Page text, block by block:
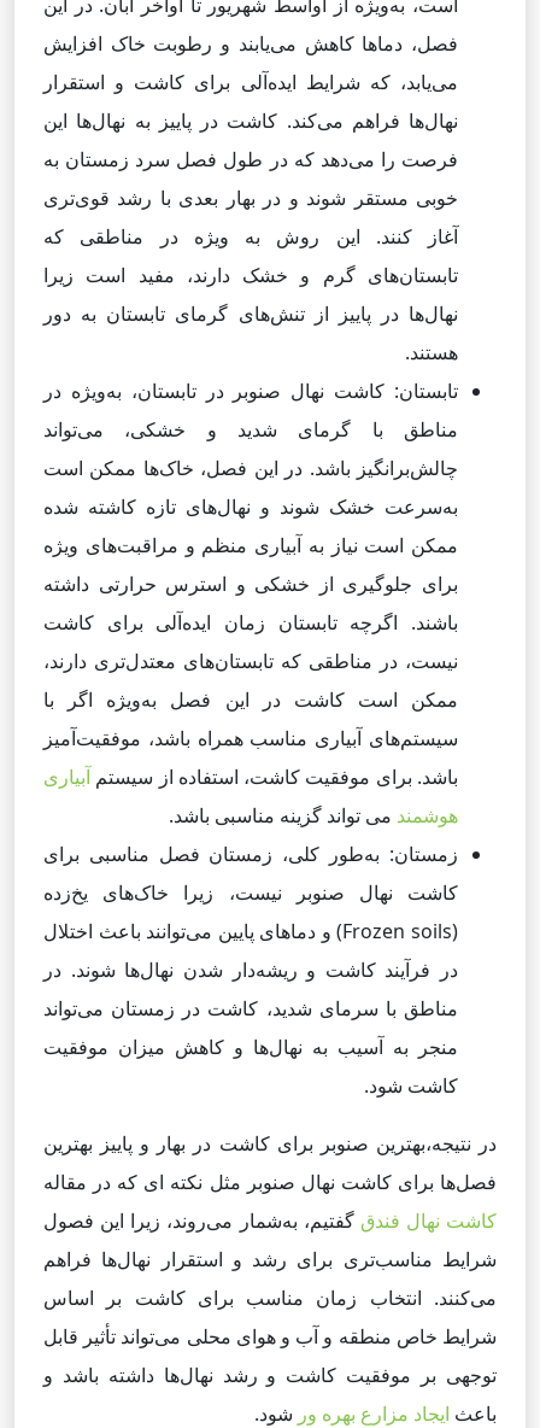
فصل، دماها کاهش می‌یابند و رطوبت خاک افزایش
می‌یابد، که شرایط ایده‌آلی برای کاشت و استقرار
نهال‌ها فراهم می‌کند. کاشت در پاییز به نهال‌ها این
فرصت را می‌دهد که در طول فصل سرد زمستان به
خوبی مستقر شوند و در بهار بعدی با رشد قوی‌تری
آغاز کنند. این روش به ویژه در مناطقی که
تابستان‌های گرم و خشک دارند، مفید است زیرا
نهال‌ها در پاییز از تنش‌های گرمای تابستان به دور
هستند.
تابستان: کاشت نهال صنوبر در تابستان، به‌ویژه در
مناطق با گرمای شدید و خشکی، می‌تواند
چالش‌برانگیز باشد. در این فصل، خاک‌ها ممکن است
به‌سرعت خشک شوند و نهال‌های تازه کاشته شده
ممکن است نیاز به آبیاری منظم و مراقبت‌های ویژه
برای جلوگیری از خشکی و استرس حرارتی داشته
باشند. اگرچه تابستان زمان ایده‌آلی برای کاشت
نیست، در مناطقی که تابستان‌های معتدل‌تری دارند،
ممکن است کاشت در این فصل به‌ویژه اگر با
سیستم‌های آبیاری مناسب همراه باشد، موفقیت‌آمیز
باشد. برای موفقیت کاشت، استفاده از سیستم آبیاری
هوشمند می تواند گزینه مناسبی باشد.
زمستان: به‌طور کلی، زمستان فصل مناسبی برای
کاشت نهال صنوبر نیست، زیرا خاک‌های یخ‌زده
(Frozen soils) و دماهای پایین می‌توانند باعث اختلال
در فرآیند کاشت و ریشه‌دار شدن نهال‌ها شوند. در
مناطق با سرمای شدید، کاشت در زمستان می‌تواند
منجر به آسیب به نهال‌ها و کاهش میزان موفقیت
کاشت شود.
در نتیجه،بهترین صنوبر برای کاشت در بهار و پاییز بهترین
فصل‌ها برای کاشت نهال صنوبر مثل نکته ای که در مقاله
کاشت نهال فندق گفتیم، به‌شمار می‌روند، زیرا این فصول
شرایط مناسب‌تری برای رشد و استقرار نهال‌ها فراهم
می‌کنند. انتخاب زمان مناسب برای کاشت بر اساس
شرایط خاص منطقه و آب و هوای محلی می‌تواند تأثیر قابل
توجهی بر موفقیت کاشت و رشد نهال‌ها داشته باشد و
باعث ایجاد مزارع بهره ور شود.